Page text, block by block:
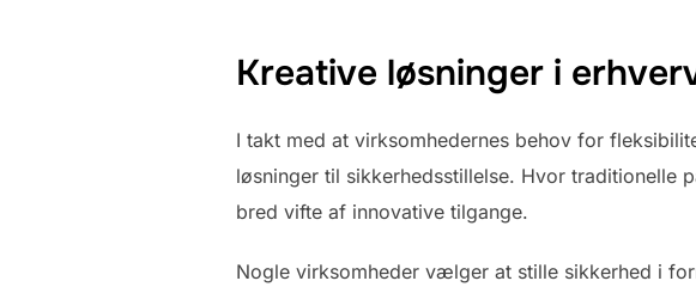
Kreative løsninger i
I takt med at virksomhedernes behov for
løsninger til sikkerhedsstillelse. Hvor traditionelle
bred vifte af innovative tilgange.
Nogle virksomheder vælger at stille sikkerhed i